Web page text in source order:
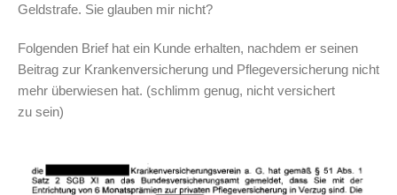
Geldstrafe. Sie glauben mir nicht?
Folgenden Brief hat ein Kunde erhalten, nachdem er seinen
Beitrag zur Krankenversicherung und Pflegeversicherung nicht
mehr überwiesen hat. (schlimm genug, nicht versichert
zu sein)